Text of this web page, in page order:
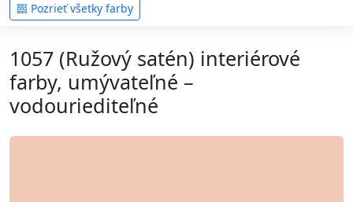
Pozrieť všetky farby
1057 (Ružový satén) interiérové
farby, umývateľné –
vodouriediteľné